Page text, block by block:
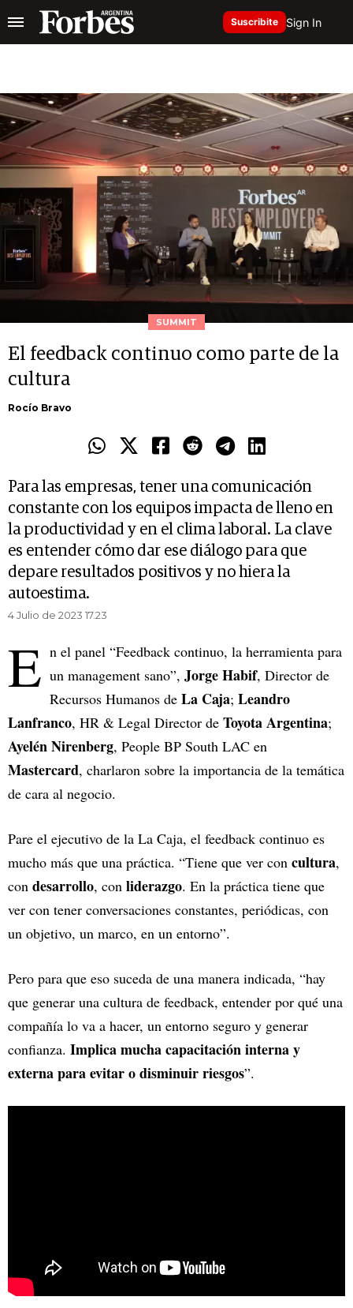
Suscribite Sign In
SUMMIT
El feedback continuo como parte de la
cultura
Rocío Bravo
Para las empresas, tener una comunicación
constante con los equipos impacta de lleno en
la productividad y en el clima laboral. La clave
es entender cómo dar ese diálogo para que
depare resultados positivos y no hiera la
autoestima.
4 Julio de 2023 17.23
E n el panel “Feedback continuo, la herramienta para
un management sano”, Jorge Habif, Director de
Recursos Humanos de La Caja; Leandro
Lanfranco, HR & Legal Director de Toyota Argentina;
Ayelén Nirenberg, People BP South LAC en
Mastercard, charlaron sobre la importancia de la temática
de cara al negocio.
Pare el ejecutivo de la La Caja, el feedback continuo es
mucho más que una práctica. “Tiene que ver con cultura,
con desarrollo, con liderazgo. En la práctica tiene que
ver con tener conversaciones constantes, periódicas, con
un objetivo, un marco, en un entorno”.
Pero para que eso suceda de una manera indicada, “hay
que generar una cultura de feedback, entender por qué una
compañía lo va a hacer, un entorno seguro y generar
confianza. Implica mucha capacitación interna y
externa para evitar o disminuir riesgos”.